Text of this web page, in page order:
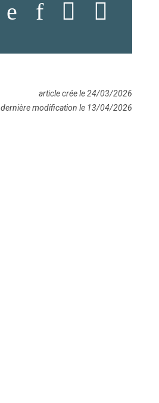
article crée le 24/03/2026
dernière modification le 13/04/2026